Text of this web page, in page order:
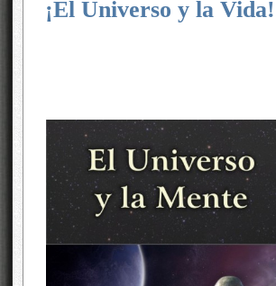
¡El Universo y la Vida!